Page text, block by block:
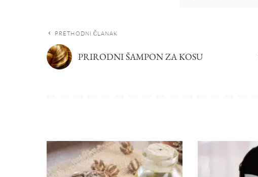
PRETHODNI ČLANAK
PRIRODNI ŠAMPON ZA KOSU